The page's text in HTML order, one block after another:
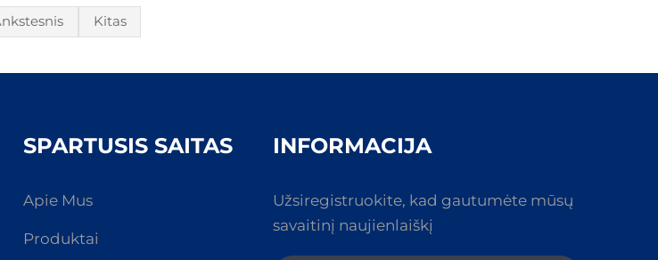
Kitas
SPARTUSIS SAITAS
Apie Mus
Produktai
INFORMACIJA
Užsiregistruokite, kad gautumėte mūsų
savaitinį naujienlaiškį